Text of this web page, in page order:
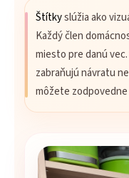
Štítkyslúžia ako
Každý člen
miesto pre danú
zabraňujú návratu
môžete